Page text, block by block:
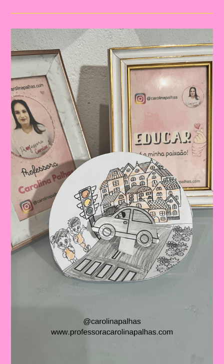
Do
Trânsito|Despertando
A
Consciência
No
Trânsito:
Educação
Infantil
E
Ensino
Fundamental